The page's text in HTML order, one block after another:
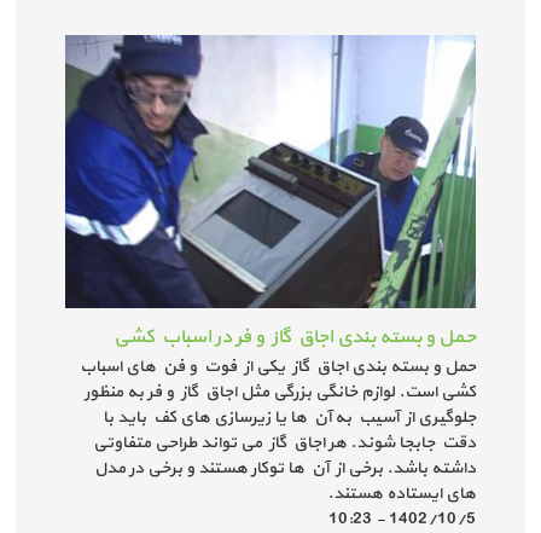
حمل و بسته بندی اجاق گاز و فر در اسباب کشی
حمل و بسته بندی اجاق گاز یکی از فوت و فن های اسباب
کشی است. لوازم خانگی بزرگی مثل اجاق گاز و فر به منظور
جلوگیری از آسیب به آن ها یا زیرسازی های کف باید با
دقت جابجا شوند. هر اجاق گاز می تواند طراحی متفاوتی
داشته باشد. برخی از آن ها توکار هستند و برخی در مدل
های ایستاده هستند.
1402/10/5 - 10:23